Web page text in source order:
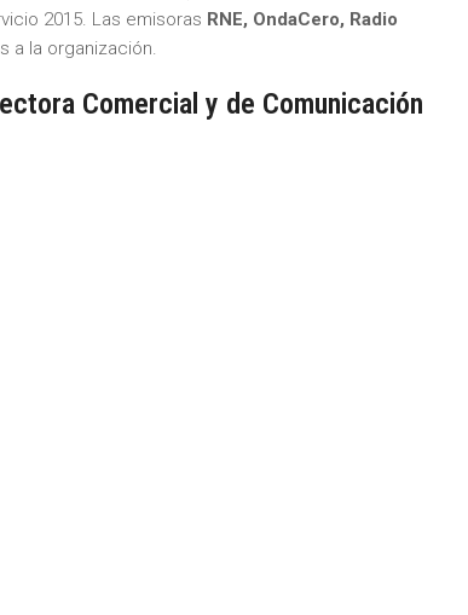
2015. Las emisoras RNE, OndaCero, Radio
a la organización.
Comercial y de Comunicación